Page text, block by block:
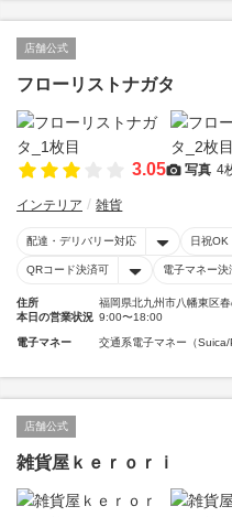
店舗公式
フローリストナガタ
3.05 写真 4
インテリア 雑貨
配達・デリバリー対応 日祝OK
QRコード決済可 電子マネー決
住所
福岡県北九州市八幡東区
本日の営業状況 9:00〜18:00
電子マネー 交通系電子マネー（Suica/
店舗公式
雑貨屋ｋｅｒｏｒｉ